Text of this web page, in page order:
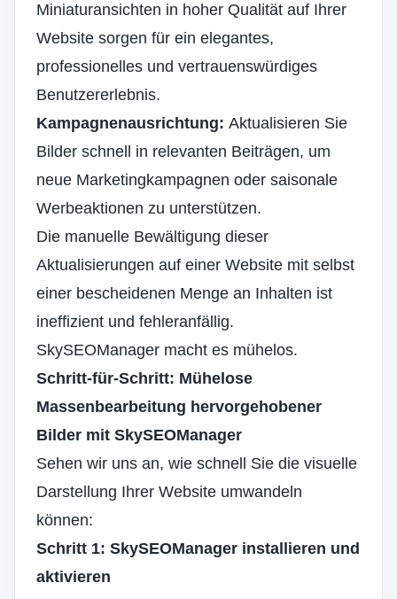
Miniaturansichten in hoher Qualität auf Ihrer
Website sorgen für ein elegantes,
professionelles und vertrauenswürdiges
Benutzererlebnis.
Kampagnenausrichtung: Aktualisieren Sie
Bilder schnell in relevanten Beiträgen, um
neue Marketingkampagnen oder saisonale
Werbeaktionen zu unterstützen.
Die manuelle Bewältigung dieser
Aktualisierungen auf einer Website mit selbst
einer bescheidenen Menge an Inhalten ist
ineffizient und fehleranfällig.
SkySEOManager macht es mühelos.
Schritt-für-Schritt: Mühelose
Massenbearbeitung hervorgehobener
Bilder mit SkySEOManager
Sehen wir uns an, wie schnell Sie die visuelle
Darstellung Ihrer Website umwandeln
können:
Schritt 1: SkySEOManager installieren und
aktivieren